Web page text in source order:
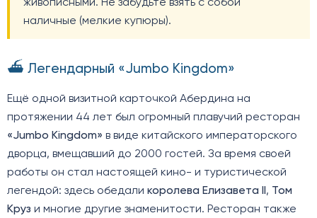
живописными. Не забудьте взять с собой
наличные (мелкие купюры).
⛴️ Легендарный «Jumbo Kingdom»
Ещё одной визитной карточкой Абердина на
протяжении 44 лет был огромный плавучий ресторан
«Jumbo Kingdom» в виде китайского императорского
дворца, вмещавший до 2000 гостей. За время своей
работы он стал настоящей кино- и туристической
легендой: здесь обедали королева Елизавета II , Том
Круз и многие другие знаменитости. Ресторан также